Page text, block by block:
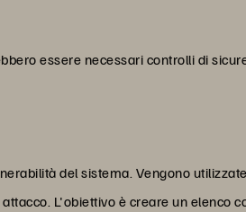
essere necessari controlli di
del sistema. Vengono
L'obiettivo è creare un elenco